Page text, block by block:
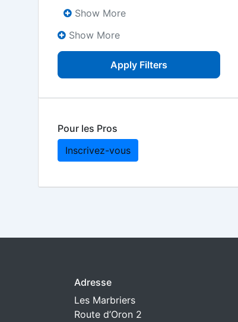
Show More
Show More
Apply Filters
Pour les Pros
Inscrivez-vous
Adresse
Les Marbriers
Route d’Oron 2